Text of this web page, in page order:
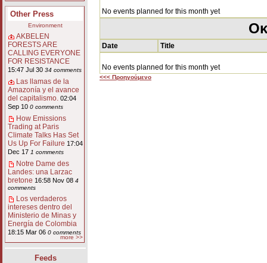
Other Press
Environment
AKBELEN
FORESTS ARE
CALLING EVERYONE
FOR RESISTANCE
15:47 Jul 30 34 comments
Las llamas de la
Amazonía y el avance
del capitalismo. 02:04
Sep 10 0 comments
How Emissions
Trading at Paris
Climate Talks Has Set
Us Up For Failure 17:04
Dec 17 1 comments
Notre Dame des
Landes: una Larzac
bretone 16:58 Nov 08 4
comments
Los verdaderos
intereses dentro del
Ministerio de Minas y
Energía de Colombia
18:15 Mar 06 0 comments
more >>
Feeds
No events planned for this month yet
Date Title
No events planned for this month yet
<<< Προηγούμενο